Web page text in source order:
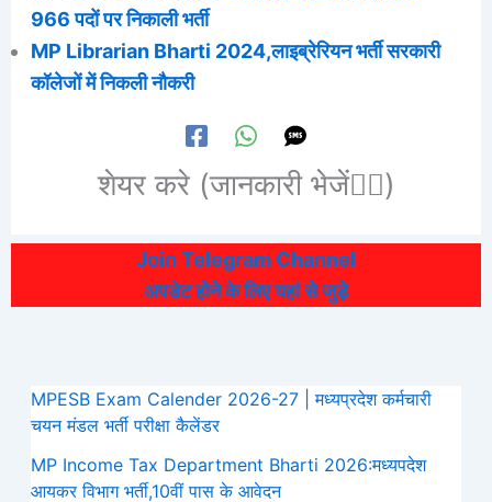
966 पदों पर निकाली भर्ती
MP Librarian Bharti 2024,लाइब्रेरियन भर्ती सरकारी
कॉलेजों में निकली नौकरी
शेयर करे (जानकारी भेजें👆🏻)
Join Telegram Channel
अपडेट होने के लिए यहां से जुड़े
MPESB Exam Calender 2026-27 | मध्यप्रदेश कर्मचारी
चयन मंडल भर्ती परीक्षा कैलेंडर
MP Income Tax Department Bharti 2026:मध्‍यपदेश
आयकर विभाग भर्ती,10वीं पास के आवेदन